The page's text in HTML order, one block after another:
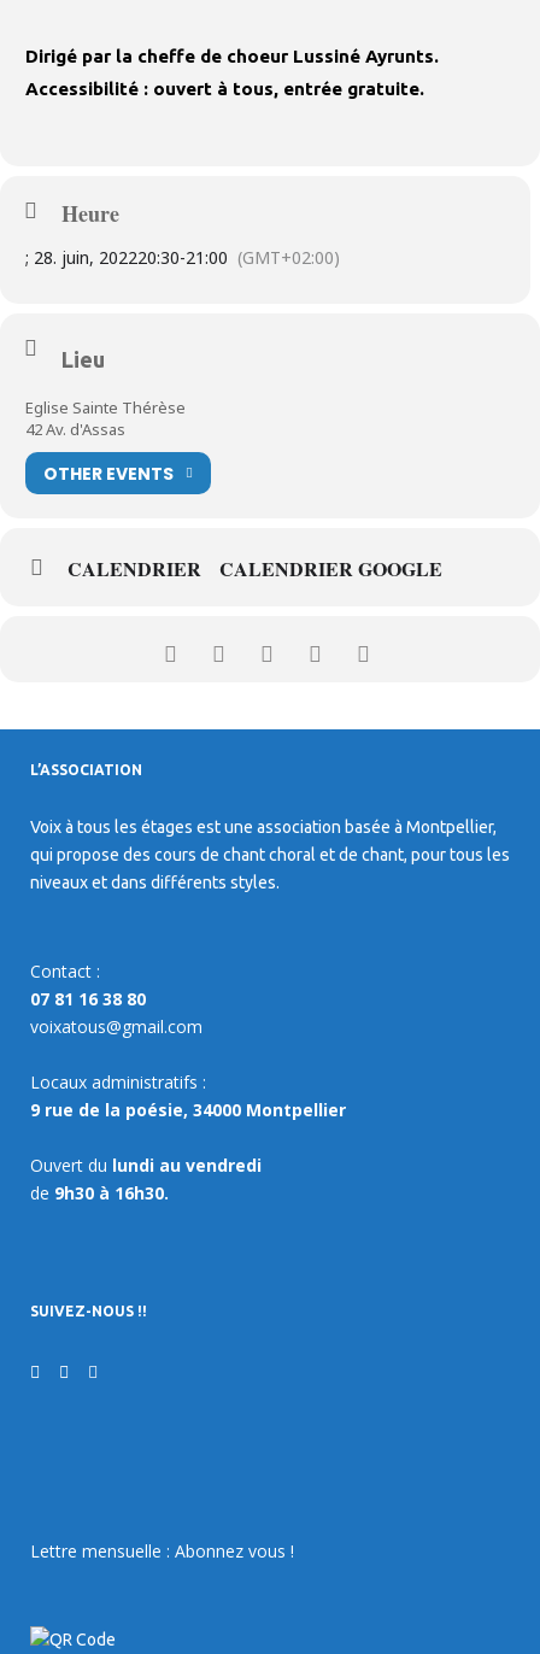
Dirigé par la cheffe de choeur Lussiné Ayrunts.
Accessibilité : ouvert à tous, entrée gratuite.
Heure
; 28. juin, 202220:30-21:00 (GMT+02:00)
Lieu
Eglise Sainte Thérèse
42 Av. d'Assas
OTHER EVENTS
CALENDRIER CALENDRIER GOOGLE
L’ASSOCIATION
Voix à tous les étages est une association basée à Montpellier,
qui propose des cours de chant choral et de chant, pour tous les
niveaux et dans différents styles.
Contact :
07 81 16 38 80
voixatous@gmail.com
Locaux administratifs :
9 rue de la poésie, 34000 Montpellier
Ouvert du lundi au vendredi
de 9h30 à 16h30.
SUIVEZ-NOUS !!
Lettre mensuelle : Abonnez vous !